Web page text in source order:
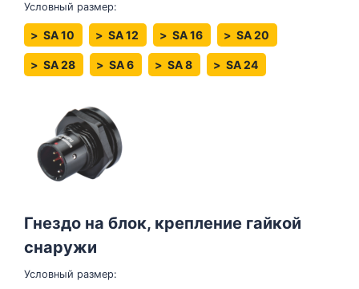
Условный размер:
SA 10 SA 12 SA 16 SA 20
SA 28 SA 6 SA 8 SA 24
Гнездо на блок, крепление гайкой
снаружи
Условный размер: